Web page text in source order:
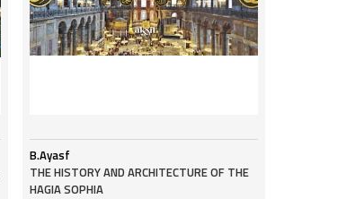
B.Ayasf
THE HISTORY AND ARCHITECTURE OF THE
HAGIA SOPHIA